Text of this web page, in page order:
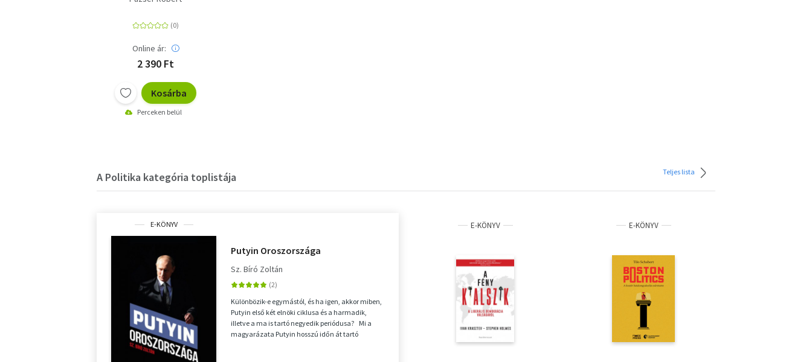
Online ár:
2 390 Ft
Kosárba
Perceken belül
A Politika kategória toplistája Teljes lista
E-KÖNYV
Putyin Oroszországa
Sz. Bíró Zoltán
Különbözik-e egymástól, és ha igen, akkor miben,
Putyin első két elnöki ciklusa és a harmadik,
illetve a ma is tartó negyedik periódusa? Mi a
magyarázata Putyin hosszú időn át tartó
E-KÖNYV E-KÖNYV